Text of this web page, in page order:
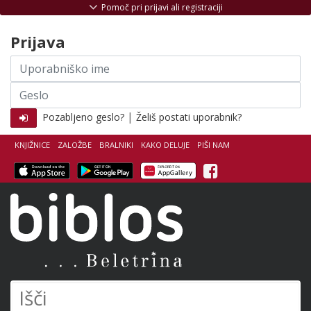
KNJIŽNICE ZALOŽBE BRALNIKI KAKO DELUJE PIŠI NAM
Facebook
Pomoč pri prijavi ali registraciji
Prijava
Uporabniško
ime
Geslo
Pozabljeno geslo? | Želiš postati uporabnik?